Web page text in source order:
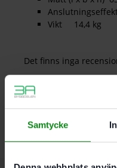
Samtycke
Vikt 14,4 kg
Det finns inga
Bli först med att
36 EI AC”
Du måste vara